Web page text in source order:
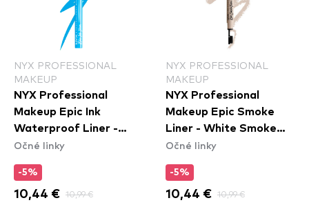
NYX PROFESSIONAL
MAKEUP
NYX Professional
Makeup Epic Ink
Waterproof Liner -
Vintage Baby
Očné linky
-5%
10,44 € 10,99 €
NYX PROFESSIONAL
MAKEUP
NYX Professional
Makeup Epic Smoke
Liner - White Smoke
(ESL01)
Očné linky
-5%
10,44 € 10,99 €